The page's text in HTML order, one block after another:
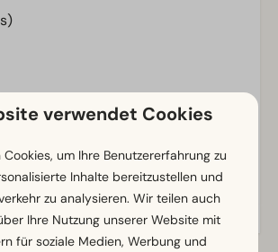
Abwassersystem
Ampere: 10
verwendet Cookies
um Ihre Benutzererfahrung zu
Inhalte bereitzustellen und
zu analysieren. Wir teilen auch
Ihre Nutzung unserer Website mit
für soziale Medien, Werbung und